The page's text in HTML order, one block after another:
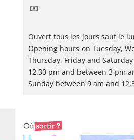
NatA
Ouvert tous les jours sauf le
Opening hours on Tuesday,
Thursday, Friday and
12.30 pm and between 3 pm
Sunday between 9 am and